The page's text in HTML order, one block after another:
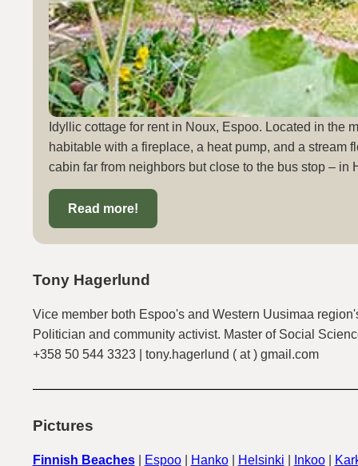
Idyllic cottage for rent in Noux, Espoo. Located in the
habitable with a fireplace, a heat pump, and a stream
cabin far from neighbors but close to the bus stop – in
Read more!
Tony Hagerlund
Vice member both Espoo's and Western Uusimaa
Politician and community activist. Master of Social
+358 50 544 3323 | tony.hagerlund ( at ) gmail.com
Pictures
Finnish Beaches| Espoo| Hanko| Helsinki Inkoo|